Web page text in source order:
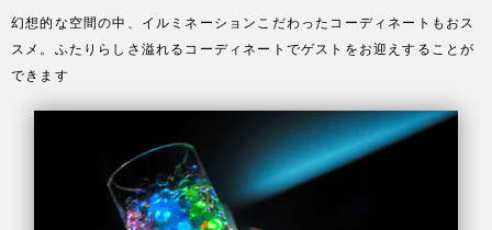
幻想的な空間の中、イルミネーションこだわったコーディネートもおス
スメ。ふたりらしさ溢れるコーディネートでゲストをお迎えすることが
できます